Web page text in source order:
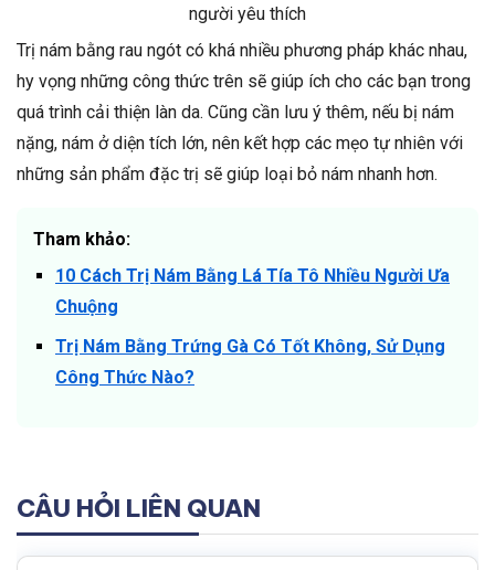
người yêu thích
Trị nám bằng rau ngót có khá nhiều phương pháp khác nhau,
hy vọng những công thức trên sẽ giúp ích cho các bạn trong
quá trình cải thiện làn da. Cũng cần lưu ý thêm, nếu bị nám
nặng, nám ở diện tích lớn, nên kết hợp các mẹo tự nhiên với
những sản phẩm đặc trị sẽ giúp loại bỏ nám nhanh hơn.
Tham khảo:
10 Cách Trị Nám Bằng Lá Tía Tô Nhiều Người Ưa
Chuộng
Trị Nám Bằng Trứng Gà Có Tốt Không, Sử Dụng
Công Thức Nào?
CÂU HỎI LIÊN QUAN